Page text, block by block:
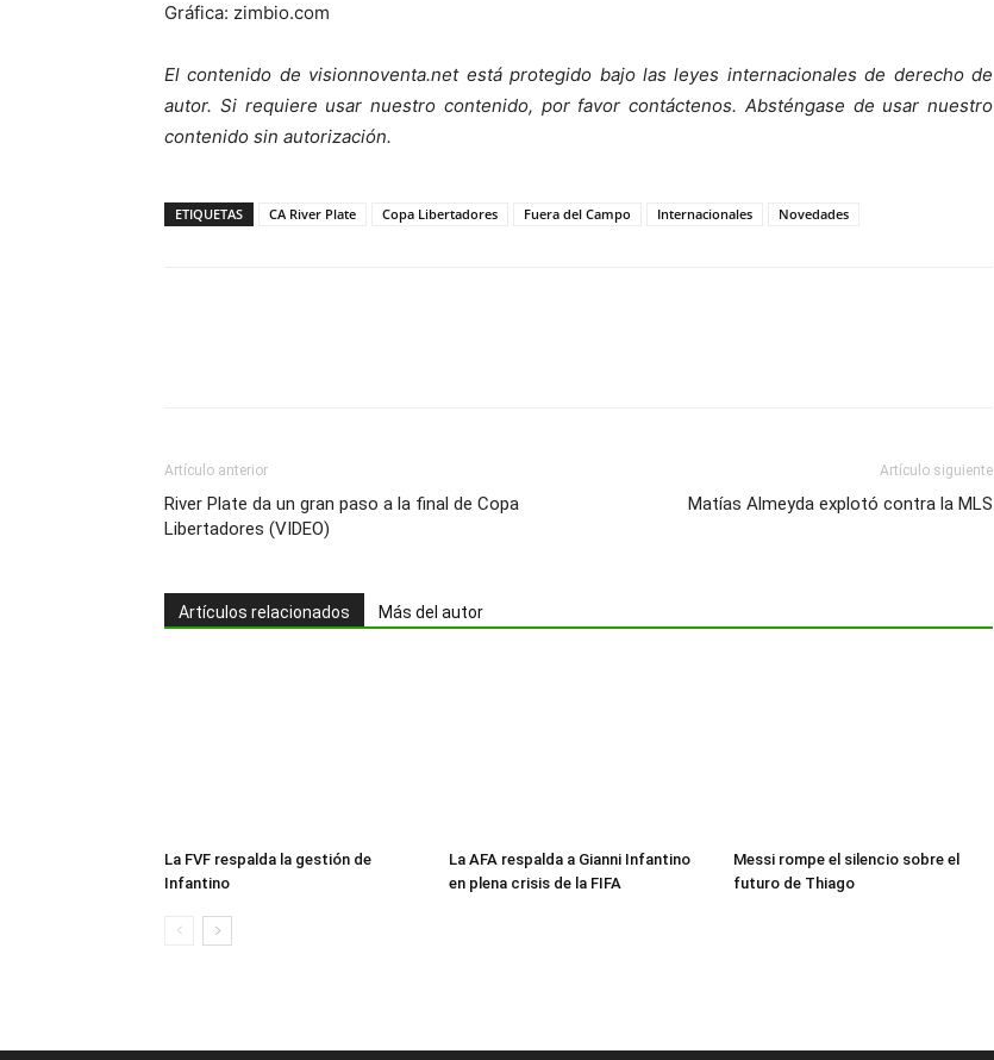
Gráfica: zimbio.com
El contenido de visionnoventa.net está protegido bajo las leyes internacionales de derecho de
autor. Si requiere usar nuestro contenido, por favor contáctenos. Absténgase de usar nuestro
contenido sin autorización.
ETIQUETAS CA River Plate Copa Libertadores Fuera del Campo Internacionales Novedades
Artículo anterior
River Plate da un gran paso a la final de Copa
Libertadores (VIDEO)
Artículo siguiente
Matías Almeyda explotó contra la MLS
Artículos relacionados Más del autor
La FVF respalda la gestión de
Infantino
La AFA respalda a Gianni Infantino
en plena crisis de la FIFA
Messi rompe el silencio sobre el
futuro de Thiago